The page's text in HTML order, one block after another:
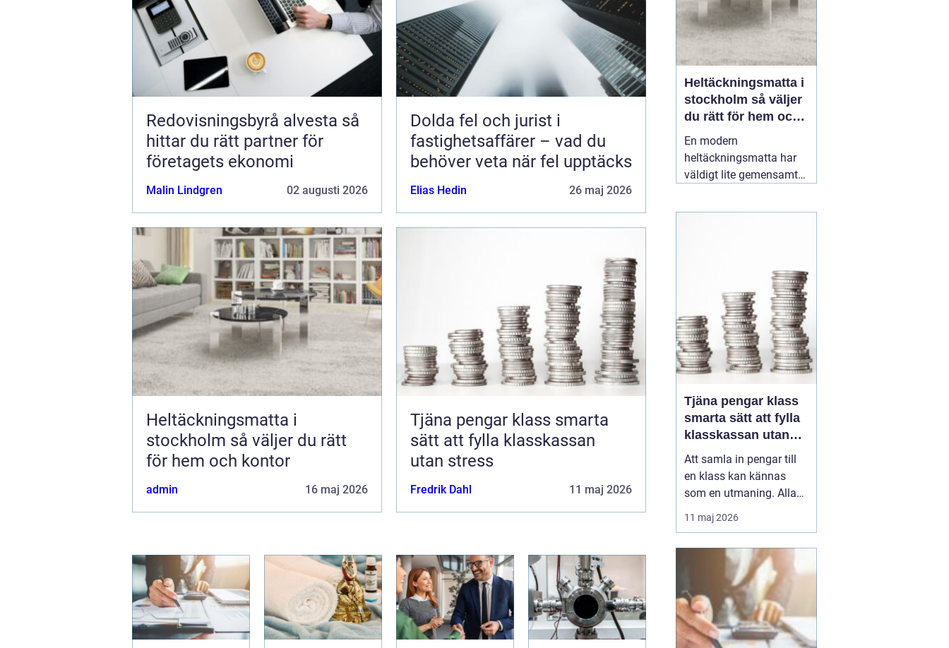
Redovisningsbyrå alvesta så
hittar du rätt partner för
företagets ekonomi
Malin Lindgren 02 augusti 2026
Dolda fel och jurist i
fastighetsaffärer – vad du
behöver veta när fel upptäcks
Elias Hedin 26 maj 2026
Heltäckningsmatta i
stockholm så väljer du rätt
för hem och kontor
admin 16 maj 2026
Tjäna pengar klass smarta
sätt att fylla klasskassan
utan stress
Fredrik Dahl 11 maj 2026
Heltäckningsmatta i
stockholm så väljer
du rätt för hem och
kontor
En modern
heltäckningsmatta har
väldigt lite gemensamt
varianterna från 70 och
ett enormt spann av
färger, material och
strukturer. För den som
planerar16 maj 2026
Tjäna pengar klass
smarta sätt att fylla
klasskassan utan
stress
Att samla in pengar till
en klass kan kännas
som en utmaning. Alla
har olika förutsättningar,
tiden är begränsad och
avgiftsfri. Samtidigt vill
många klasser ordna
klassresor, läger, nya
studiematerial eller
gemensamma upple...
11 maj 2026